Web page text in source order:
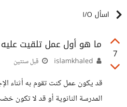
اسأل I/O
7
ما هو أول عمل تلقيت
قبل سنتين
قد يكون عمل كنت تقوم به أثناء
المدرسة الثانوية أو قد لا تكون